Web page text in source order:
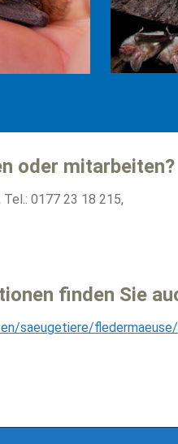
oder mitarbeiten?
0177 23 18 215,
finden Sie
saeugetiere/